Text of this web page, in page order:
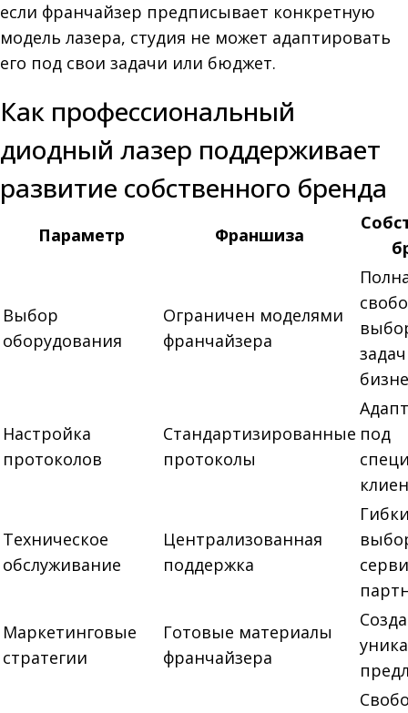
если франчайзер предписывает конкретную
модель лазера, студия не может адаптировать
его под свои задачи или бюджет.
Как профессиональный
диодный лазер поддерживает
развитие собственного бренда
Параметр Франшиза
Выбор
оборудования
Ограничен моделями
франчайзера
Настройка
протоколов
Стандартизированные
протоколы
под
Техническое
обслуживание
Централизованная
поддержка
Маркетинговые
стратегии
Готовые материалы
франчайзера